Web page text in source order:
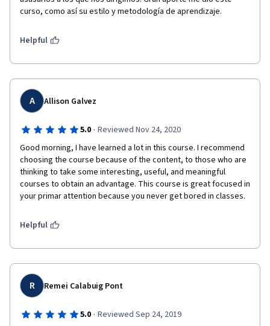
curso, como así su estilo y metodología de aprendizaje.
Helpful
A Allison Galvez
5.0 · Reviewed Nov 24, 2020
Good morning, I have learned a lot in this course. I recommend
choosing the course because of the content, to those who are
thinking to take some interesting, useful, and meaningful
courses to obtain an advantage. This course is great focused in
your primar attention because you never get bored in classes.
Helpful
R Remei Calabuig Pont
5.0 · Reviewed Sep 24, 2019